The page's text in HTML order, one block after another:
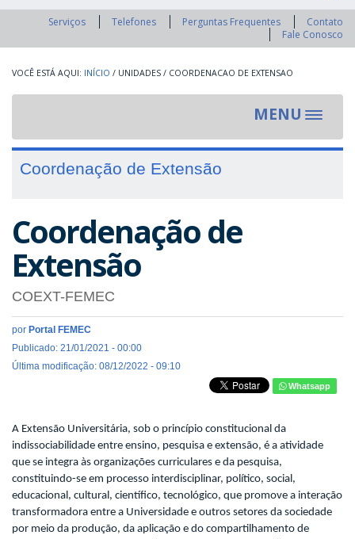
Serviços Telefones Perguntas Frequentes
Contato
Fale Conosco
INÍCIO / UNIDADES / COORDENACAO DE EXTENSAO
MENU
Toggle
Coordenação de Extensão
Coordenação de
Extensão
COEXT-FEMEC
por Portal FEMEC
Publicado: 21/01/2021 - 00:00
Última modificação: 08/12/2022 - 09:10
Whatsapp
A Extensão Universitária, sob o princípio constitucional da
indissociabilidade entre ensino, pesquisa e extensão, é a atividade
que se integra às organizações curriculares e da pesquisa,
constituindo-se em processo interdisciplinar, político, social,
educacional, cultural, científico, tecnológico, que promove a interação
transformadora entre a Universidade e outros setores da sociedade
por meio da produção, da aplicação e do compartilhamento de